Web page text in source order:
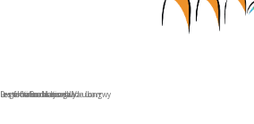
Porte de France
Les fortifications de Vauban
Les vitraux Majorelle
Les émaux de Longwy
Le golf international de Longwy